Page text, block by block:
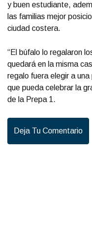
y buen estudiante,
las familias mejor
ciudad costera.
“El búfalo lo regalaron
quedará en la misma
regalo fuera elegir a
que pueda celebrar la
de la Prepa 1.
Deja Tu Comentario